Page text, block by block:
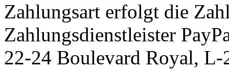
Zahlungsart erfolgt die
Zahlungsdienstleister
22-24 Boulevard Royal,